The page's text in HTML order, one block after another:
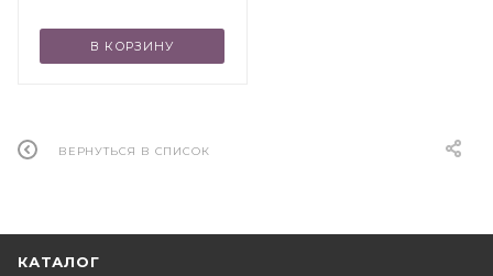
В КОРЗИНУ
ВЕРНУТЬСЯ В СПИСОК
КАТАЛОГ